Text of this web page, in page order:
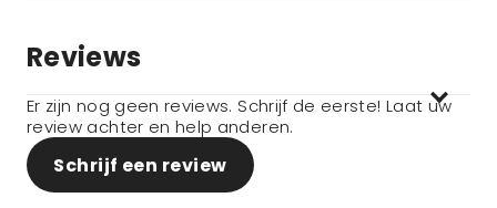
Reviews
Er zijn nog geen reviews. Schrijf de eerste! Laat uw
review achter en help anderen.
Schrijf een review